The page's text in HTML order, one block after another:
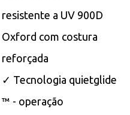
resistente a UV 900D
Oxford com costura
reforçada
✓ Tecnologia quietglide
™ - operação